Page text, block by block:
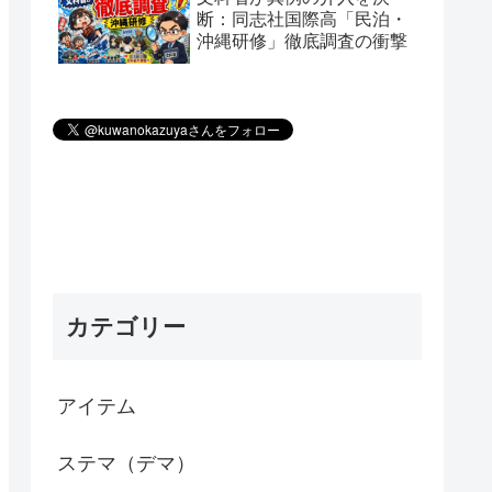
断：同志社国際高「民泊・
沖縄研修」徹底調査の衝撃
カテゴリー
アイテム
ステマ（デマ）